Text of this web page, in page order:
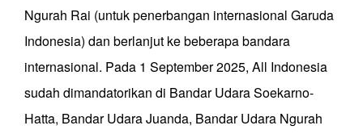
Ngurah Rai (untuk penerbangan internasional Garuda
Indonesia) dan berlanjut ke beberapa bandara
internasional. Pada 1 September 2025, All Indonesia
sudah dimandatorikan di Bandar Udara Soekarno-
Hatta, Bandar Udara Juanda, Bandar Udara Ngurah